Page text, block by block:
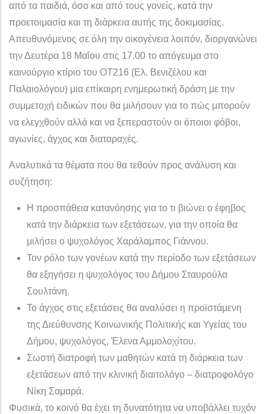
από τα παιδιά, όσο και από τους γονείς, κατά την
προετοιμασία και τη διάρκεια αυτής της δοκιμασίας.
Απευθυνόμενος σε όλη την οικογένεια λοιπόν, διοργανώνει
την Δευτέρα 18 Μαΐου στις 17.00 το απόγευμα στο
καινούργιο κτίριο του ΟΤ216 (Ελ. Βενιζέλου και
Παλαιολόγου) μια επίκαιρη ενημερωτική δράση με την
συμμετοχή ειδικών που θα μιλήσουν για το πώς μπορούν
να ελεγχθούν αλλά και να ξεπεραστούν οι όποιοι φόβοι,
αγωνίες, άγχος και διαταραχές.
Αναλυτικά τα θέματα που θα τεθούν προς ανάλυση και
συζήτηση:
Η προσπάθεια κατανόησης για το τι βιώνει ο έφηβος
κατά την διάρκεια των εξετάσεων, για την οποία θα
μιλήσει ο ψυχολόγος Χαράλαμπος Γιάννου.
Τον ρόλο των γονέων κατά την περίοδο των εξετάσεων
θα εξηγήσει η ψυχολόγος του Δήμου Σταυρούλα
Σουλτάνη.
Το άγχος στις εξετάσεις θα αναλύσει η προϊστάμενη
της Διεύθυνσης Κοινωνικής Πολιτικής και Υγείας του
Δήμου, ψυχολόγος, Έλενα Αμμολοχίτου.
Σωστή διατροφή των μαθητών κατά τη διάρκεια των
εξετάσεων από την κλινική διαιτολόγο – διατροφολόγο
Νίκη Σαμαρά.
Φυσικά, το κοινό θα έχει τη δυνατότητα να υποβάλλει τυχόν